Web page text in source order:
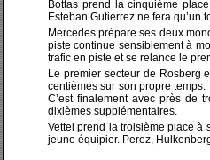
Bottas prend la cinquième
Esteban Gutierrez ne fera
Mercedes prépare ses deux
piste continue sensiblement à
trafic en piste et se relance le
Le premier secteur de Rosberg
centièmes sur son propre
C’est finalement avec près de
dixièmes supplémentaires.
Vettel prend la troisième place à
jeune équipier. Perez,